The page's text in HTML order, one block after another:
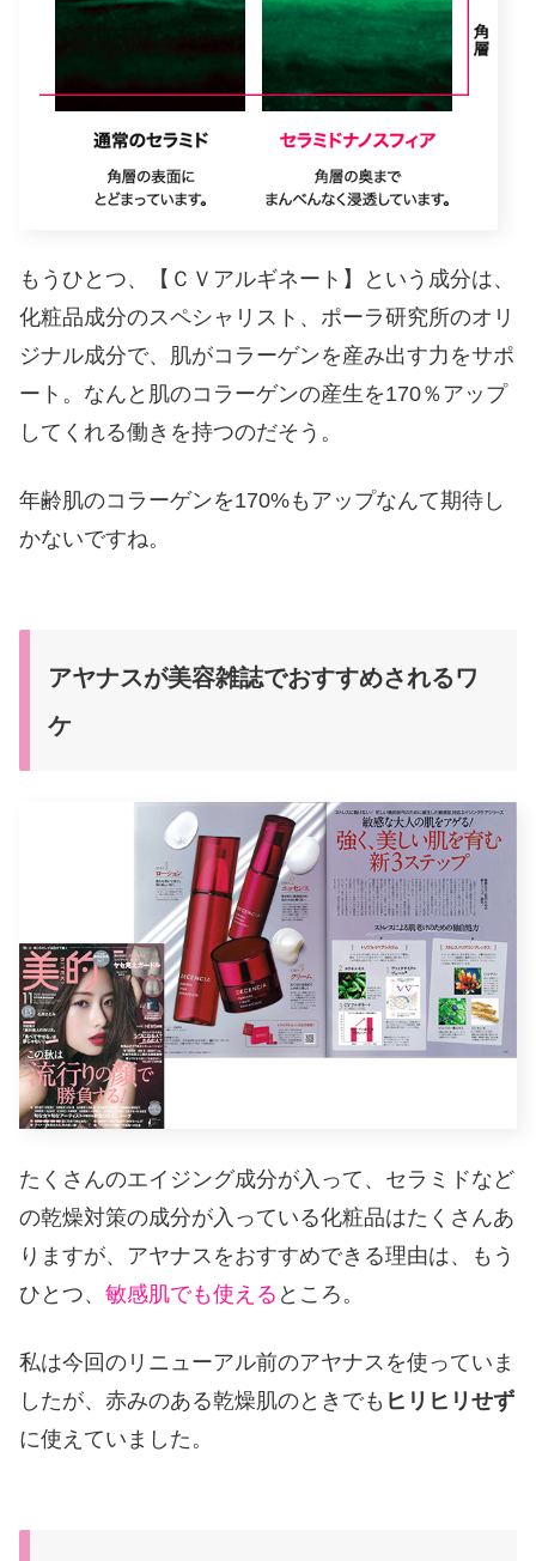
もうひとつ、【ＣＶアルギネート】という成分は、
化粧品成分のスペシャリスト、ポーラ研究所のオリ
ジナル成分で、肌がコラーゲンを産み出す力をサポ
ート。なんと肌のコラーゲンの産生を170％アップ
してくれる働きを持つのだそう。
年齢肌のコラーゲンを170%もアップなんて期待し
かないですね。
アヤナスが美容雑誌でおすすめされるワ
ケ
たくさんのエイジング成分が入って、セラミドなど
の乾燥対策の成分が入っている化粧品はたくさんあ
りますが、アヤナスをおすすめできる理由は、もう
ひとつ、 敏感肌でも使える ところ。
私は今回のリニューアル前のアヤナスを使っていま
したが、赤みのある乾燥肌のときでも ヒリヒリせず
に使えていました。